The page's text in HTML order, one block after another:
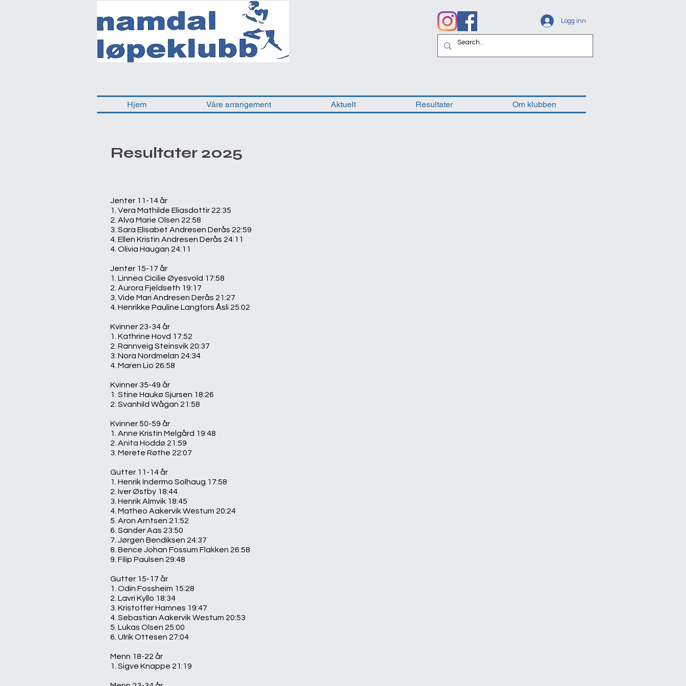
Logg inn
Hjem Våre arrangement Aktuelt Resultater Om klubben
Resultater 2025
Jenter 11-14 år
1. Vera Mathilde Eliasdottir 22:35
2. Alva Marie Olsen 22:58
3. Sara Elisabet Andresen Derås 22:59
4. Ellen Kristin Andresen Derås 24:11
4. Olivia Haugan 24:11
Jenter 15-17 år
1. Linnea Cicilie Øyesvold 17:58
2. Aurora Fjeldseth 19:17
3. Vide Mari Andresen Derås 21:27
4. Henrikke Pauline Langfors Åsli 25:02
Kvinner 23-34 år
1. Kathrine Hovd 17:52
2. Rannveig Steinsvik 20:37
3. Nora Nordmelan 24:34
4. Maren Lio 26:58
Kvinner 35-49 år
1. Stine Haukø Sjursen 18:26
2. Svanhild Wågan 21:58
Kvinner 50-59 år
1. Anne Kristin Melgård 19:48
2. Anita Hoddø 21:59
3. Merete Røthe 22:07
Gutter 11-14 år
1. Henrik Indermo Solhaug 17:58
2. Iver Østby 18:44
3. Henrik Almvik 18:45
4. Matheo Aakervik Westum 20:24
5. Aron Arntsen 21:52
6. Sander Aas 23:50
7. Jørgen Bendiksen 24:37
8. Bence Johan Fossum Flakken 26:58
9. Filip Paulsen 29:48
Gutter 15-17 år
1. Odin Fossheim 15:28
2. Lavri Kyllo 18:34
3. Kristoffer Hamnes 19:47
4. Sebastian Aakervik Westum 20:53
5. Lukas Olsen 25:00
6. Ulrik Ottesen 27:04
Menn 18-22 år
1. Sigve Knappe 21:19